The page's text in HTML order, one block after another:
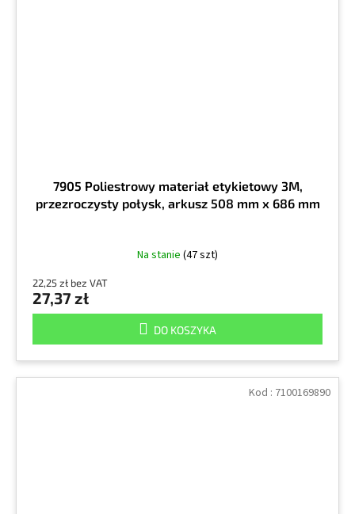
7905 Poliestrowy materiał etykietowy 3M,
przezroczysty połysk, arkusz 508 mm x 686 mm
Na stanie (47 szt)
22,25 zł bez VAT
27,37 zł
DO KOSZYKA
Kod : 7100169890